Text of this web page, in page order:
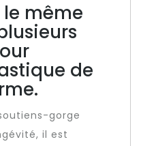
le même
de
gorge
il est